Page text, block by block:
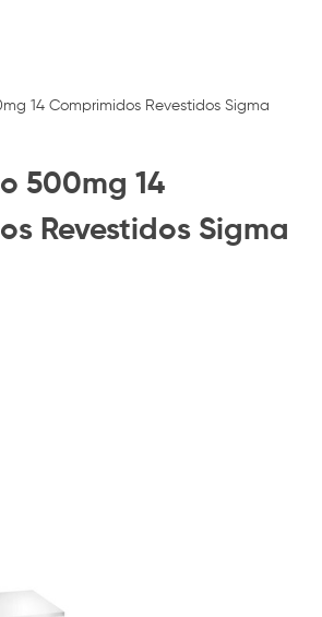
14 Comprimidos Revestidos Sigma
500mg 14
Revestidos Sigma